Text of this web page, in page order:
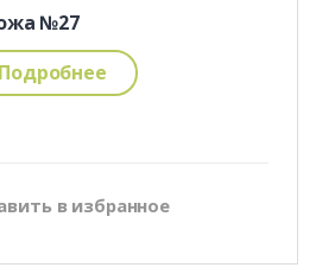
№27
Подробнее
в избранное